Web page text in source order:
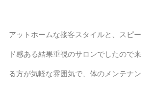
アットホームな接客スタイルと、スピー
ド感ある結果重視のサロンでしたので来
る方が気軽な雰囲気で、体のメンテナン